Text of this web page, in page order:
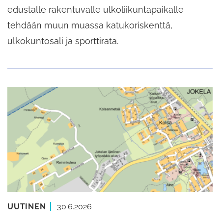
edustalle rakentuvalle ulkoliikuntapaikalle
tehdään muun muassa katukoriskenttä,
ulkokuntosali ja sporttirata.
UUTINEN 30.6.2026